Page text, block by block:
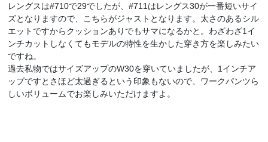
レングスは#710で29でしたが、#711はレングス30が一番短いサイ
ズとなりますので、こちらがジャストとなります。太さのあるシル
エットですからクッションありでもサマになるかと。わざわざ1イ
ンチカットしなくてもモデルの特性を生かした穿き方を楽しみたい
ですね。
過去私物ではサイズアップのW30を穿いていましたが、1インチア
ップですとさほど太過ぎるという印象もないので、ワークパンツら
しいボリュームでお楽しみいただけますよ。